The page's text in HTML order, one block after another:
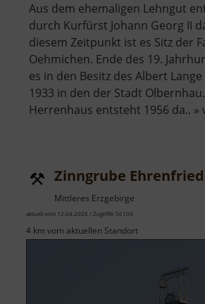
Aus dem ehemaligen Lehngut
durch Kurfürst Johann Georg II
diesem Zeitpunkt ist es Sitz der
Oehmichen. Ende des 19.
es in den Besitz des Albert
1933 in den der Stadt
Herrenhaus entsteht 1956 da.. »
Zinngrube
Mittleres Erzgebirge
aktuell vom 12.04.2026 / Zugriffe: 56104
4 km vom aktuellen Standort